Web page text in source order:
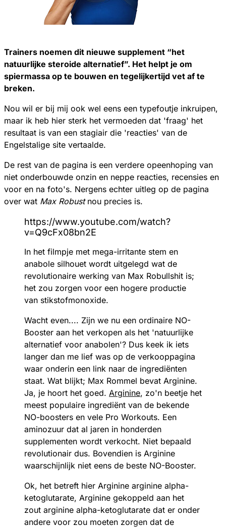
Trainers noemen dit nieuwe supplement “het
natuurlijke steroide alternatief”. Het helpt je om
spiermassa op te bouwen en tegelijkertijd vet af te
breken.
Nou wil er bij mij ook wel eens een typefoutje inkruipen,
maar ik heb hier sterk het vermoeden dat 'fraag' het
resultaat is van een stagiair die 'reacties' van de
Engelstalige site vertaalde.
De rest van de pagina is een verdere opeenhoping van
niet onderbouwde onzin en neppe reacties, recensies en
voor en na foto's. Nergens echter uitleg op de pagina
over wat Max Robustnou precies is.
https://www.youtube.com/watch?
v=Q9cFx08bn2E
In het filmpje met mega-irritante stem en
anabole silhouet wordt uitgelegd wat de
revolutionaire werking van Max Robullshit is;
het zou zorgen voor een hogere productie
van stikstofmonoxide.
Wacht even.... Zijn we nu een ordinaire NO-
Booster aan het verkopen als het 'natuurlijke
alternatief voor anabolen'? Dus keek ik iets
langer dan me lief was op de verkooppagina
waar onderin een link naar de ingrediënten
staat. Wat blijkt; Max Rommel bevat Arginine.
Ja, je hoort het goed. Arginine, zo'n beetje het
meest populaire ingrediënt van de bekende
NO-boosters en vele Pro Workouts. Een
aminozuur dat al jaren in honderden
supplementen wordt verkocht. Niet bepaald
revolutionair dus. Bovendien is Arginine
waarschijnlijk niet eens de beste NO-Booster.
Ok, het betreft hier Arginine arginine alpha-
ketoglutarate, Arginine gekoppeld aan het
zout arginine alpha-ketoglutarate dat er onder
andere voor zou moeten zorgen dat de